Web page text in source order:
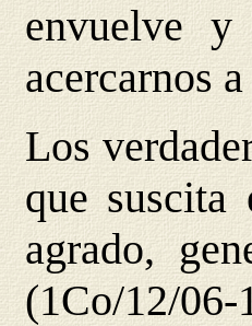
envuelve
acercarnos
Los
que suscita
agrado,
(1Co/12/06-